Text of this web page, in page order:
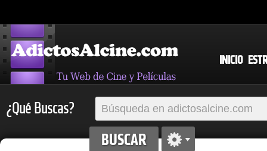
INICIO
¿Qué Buscas?